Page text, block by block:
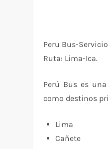
Peru Bus-Servicio
Ruta: Lima-Ica.
Perú Bus es
como destinos
Lima
Cañete